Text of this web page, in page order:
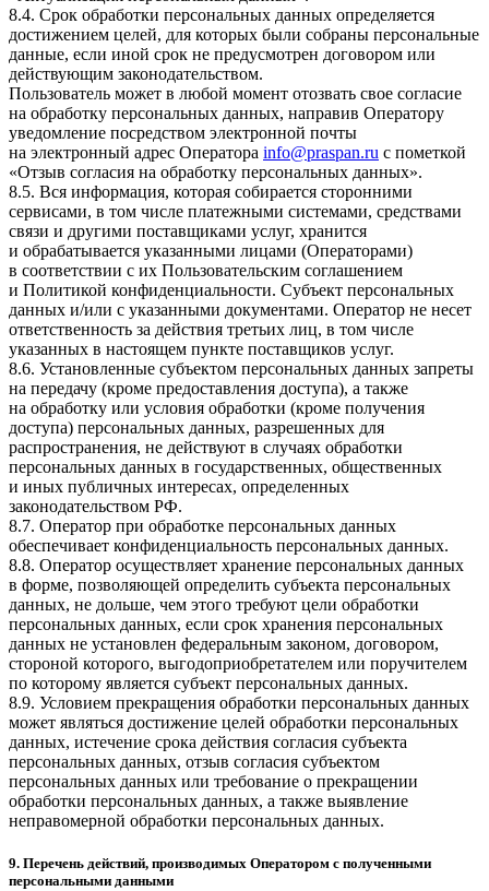
8.4. Срок обработки персональных данных определяется
достижением целей, для которых были собраны персональные
данные, если иной срок не предусмотрен договором или
действующим законодательством.
Пользователь может в любой момент отозвать свое согласие
на обработку персональных данных, направив Оператору
уведомление посредством электронной почты
на электронный адрес Оператора info@praspan.ru с пометкой
«Отзыв согласия на обработку персональных данных».
8.5. Вся информация, которая собирается сторонними
сервисами, в том числе платежными системами, средствами
связи и другими поставщиками услуг, хранится
и обрабатывается указанными лицами (Операторами)
в соответствии с их Пользовательским соглашением
и Политикой конфиденциальности. Субъект персональных
данных и/или с указанными документами. Оператор не несет
ответственность за действия третьих лиц, в том числе
указанных в настоящем пункте поставщиков услуг.
8.6. Установленные субъектом персональных данных запреты
на передачу (кроме предоставления доступа), а также
на обработку или условия обработки (кроме получения
доступа) персональных данных, разрешенных для
распространения, не действуют в случаях обработки
персональных данных в государственных, общественных
и иных публичных интересах, определенных
законодательством РФ.
8.7. Оператор при обработке персональных данных
обеспечивает конфиденциальность персональных данных.
8.8. Оператор осуществляет хранение персональных данных
в форме, позволяющей определить субъекта персональных
данных, не дольше, чем этого требуют цели обработки
персональных данных, если срок хранения персональных
данных не установлен федеральным законом, договором,
стороной которого, выгодоприобретателем или поручителем
по которому является субъект персональных данных.
8.9. Условием прекращения обработки персональных данных
может являться достижение целей обработки персональных
данных, истечение срока действия согласия субъекта
персональных данных, отзыв согласия субъектом
персональных данных или требование о прекращении
обработки персональных данных, а также выявление
неправомерной обработки персональных данных.
9. Перечень действий, производимых Оператором с полученными
персональными данными